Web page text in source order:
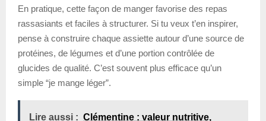
En pratique, cette façon de manger favorise des repas
rassasiants et faciles à structurer. Si tu veux t’en inspirer,
pense à construire chaque assiette autour d’une source de
protéines, de légumes et d’une portion contrôlée de
glucides de qualité. C’est souvent plus efficace qu’un
simple “je mange léger”.
Lire aussi : Clémentine : valeur nutritive,